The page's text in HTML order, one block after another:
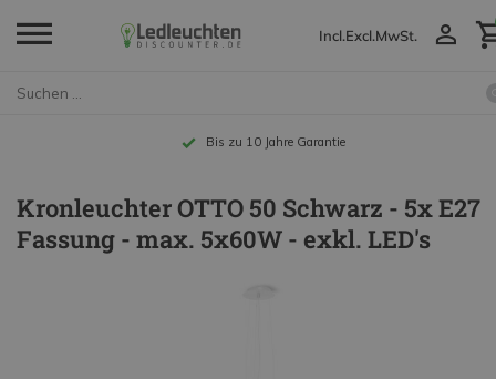
Incl.Excl.MwSt.
Bis zu 10 Jahre Garantie
Kronleuchter OTTO 50 Schwarz - 5x E27
Fassung - max. 5x60W - exkl. LED's